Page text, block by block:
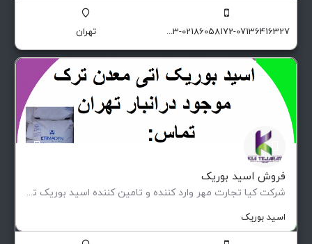
09129174551-09129174503-02186058172-07136416327 تهران
فروش اسید بوریک
شرکت کیا تجارت مهر وارد کننده و تامین کننده اسید بوریک ترک و اسید بوریک آرژانتین آماده همکاری با تولید…
اسید بوریک